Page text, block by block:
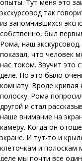
опыты. Тут меня это
экскурсовод так
из запомнившихся
собственно, был
Рома, наш
показал, что человек
нас током. Звучит это
деле. Но это было
комнату. Вроде кривая
полоску. Рома
другой и стал
наше внимание на
камеру. Когда он
экране. И тут-то и
клеточкам и полоскам
деле мы почти все